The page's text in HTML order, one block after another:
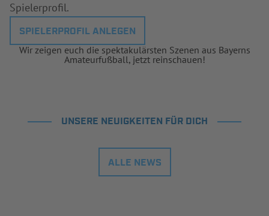
Spielerprofil.
SPIELERPROFIL ANLEGEN
Wir zeigen euch die spektakulärsten Szenen aus Bayerns
Amateurfußball, jetzt reinschauen!
UNSERE NEUIGKEITEN FÜR DICH
ALLE NEWS